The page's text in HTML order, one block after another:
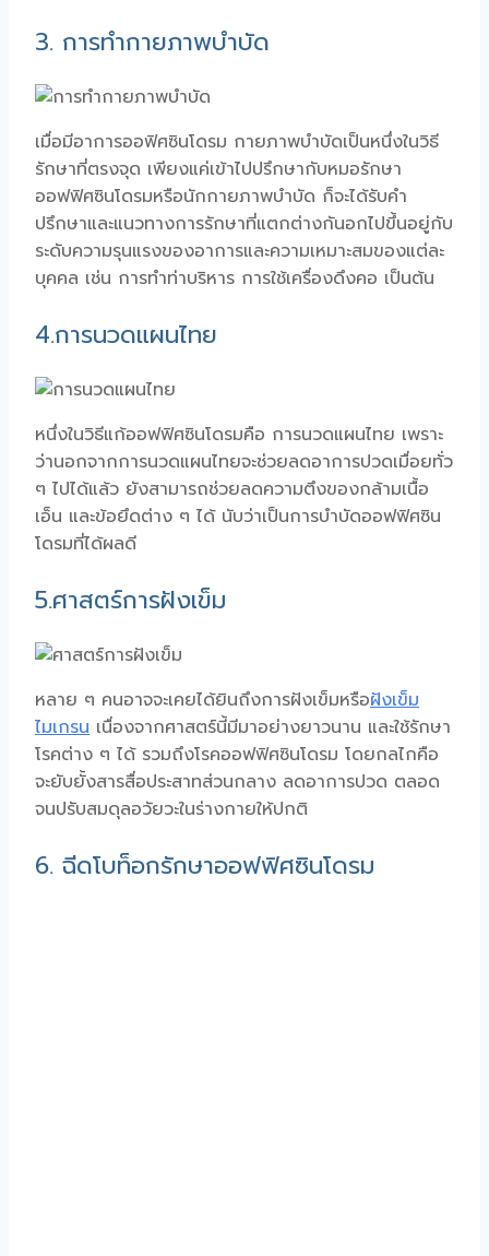
3. การทำกายภาพบำบัด
เมื่อมีอาการออฟิศซินโดรม กายภาพบำบัดเป็นหนึ่งในวิธี
รักษาที่ตรงจุด เพียงแค่เข้าไปปรึกษากับหมอรักษา
ออฟฟิศซินโดรมหรือนักกายภาพบำบัด ก็จะได้รับคำ
ปรึกษาและแนวทางการรักษาที่แตกต่างกันอกไปขึ้นอยู่กับ
ระดับความรุนแรงของอาการและความเหมาะสมของแต่ละ
บุคคล เช่น การทำท่าบริหาร การใช้เครื่องดึงคอ เป็นต้น
4.การนวดแผนไทย
หนึ่งในวิธีแก้ออฟฟิศซินโดรมคือ การนวดแผนไทย เพราะ
ว่านอกจากการนวดแผนไทยจะช่วยลดอาการปวดเมื่อยทั่ว
ๆ ไปได้แล้ว ยังสามารถช่วยลดความตึงของกล้ามเนื้อ
เอ็น และข้อยึดต่าง ๆ ได้ นับว่าเป็นการบําบัดออฟฟิศซิน
โดรมที่ได้ผลดี
5.ศาสตร์การฝังเข็ม
หลาย ๆ คนอาจจะเคยได้ยินถึงการฝังเข็มหรือฝังเข็ม
ไมเกรน เนื่องจากศาสตร์นี้มีมาอย่างยาวนาน และใช้รักษา
โรคต่าง ๆ ได้ รวมถึงโรคออฟฟิศซินโดรม โดยกลไกคือ
จะยับยั้งสารสื่อประสาทส่วนกลาง ลดอาการปวด ตลอด
จนปรับสมดุลอวัยวะในร่างกายให้ปกติ
6. ฉีดโบท็อกรักษาออฟฟิศซินโดรม